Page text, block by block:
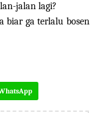
jalan lagi?
biar ga terlalu bosen